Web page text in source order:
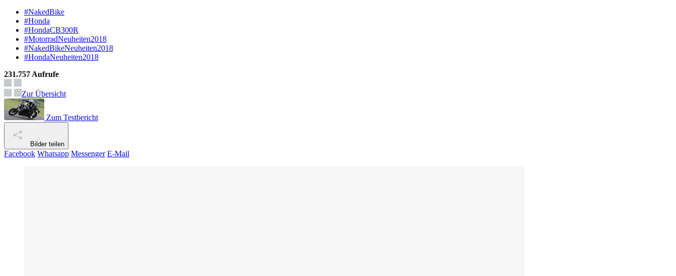
#NakedBike
#Honda
#HondaCB300R
#MotorradNeuheiten2018
#NakedBikeNeuheiten2018
#HondaNeuheiten2018
231.757 Aufrufe
Zur Übersicht
Zum Testbericht
Bilder teilen
Facebook Whatsapp Messenger E-Mail